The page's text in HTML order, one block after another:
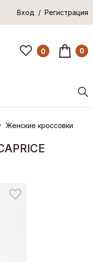
Вход / Регистрация
0 0
Женские кроссовки